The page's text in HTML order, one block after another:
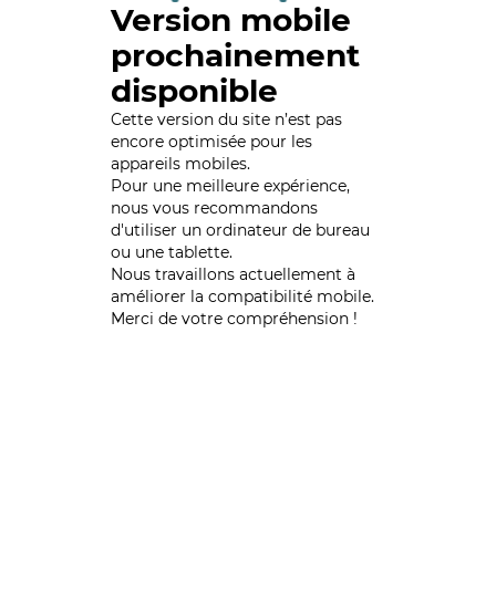
Version mobile
prochainement
disponible
Cette version du site n’est pas
encore optimisée pour les
appareils mobiles.
Pour une meilleure expérience,
nous vous recommandons
d'utiliser un ordinateur de bureau
ou une tablette.
Nous travaillons actuellement à
améliorer la compatibilité mobile.
Merci de votre compréhension !